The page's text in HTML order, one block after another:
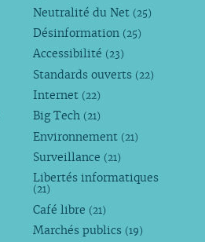
Neutralité du Net (25)
Désinformation (25)
Accessibilité (23)
Standards ouverts (22)
Internet (22)
Big Tech (21)
Environnement (21)
Surveillance (21)
Libertés informatiques
(21)
Café libre (21)
Marchés publics (19)